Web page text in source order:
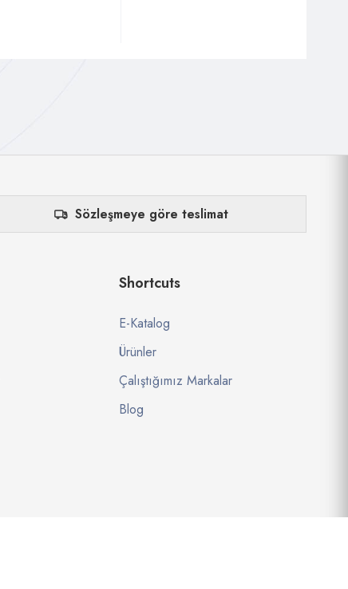
Sözleşmeye göre teslimat
Shortcuts
E-Katalog
Ürünler
Çalıştığımız Markalar
Blog